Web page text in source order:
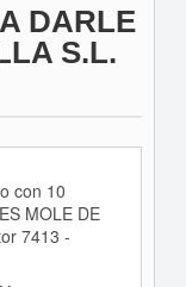
A DARLE
S.L.
con 10
MOLE DE
7413 -